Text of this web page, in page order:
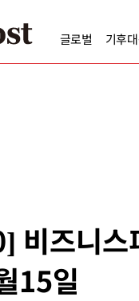
글로벌 기후
즈니스
15일